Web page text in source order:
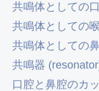
共鳴体としての口
共鳴体としての
共鳴体としての鼻
共鳴器
口腔と鼻腔のカ